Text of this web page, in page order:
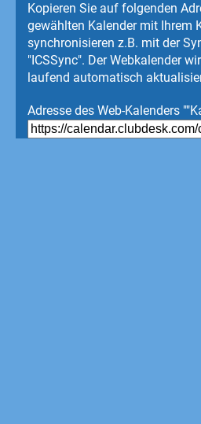
Kopieren Sie auf folgenden
gewählten Kalender mit Ihrem
synchronisieren z.B. mit der
"ICSSync". Der Webkalender
laufend automatisch
Adresse des Web-Kalenders